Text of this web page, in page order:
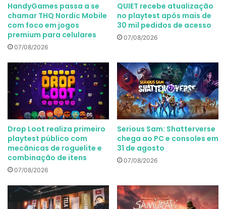
HandyGames passa a se
chamar THQ Nordic Mobile
com foco em jogos
premium para celulares
07/08/2026
QUIET recebe atualização
no playtest após mais de
30 mil pedidos de acesso
07/08/2026
Drop Loot realiza primeiro
playtest público com
mecânicas de roguelite e
combinação de itens
07/08/2026
Serious Sam: Shatterverse
chega ao PC e consoles em
31 de agosto
07/08/2026